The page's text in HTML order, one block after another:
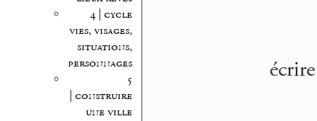
4 | cycle
vies, visages,
situations,
personnages
5
| construire
une ville